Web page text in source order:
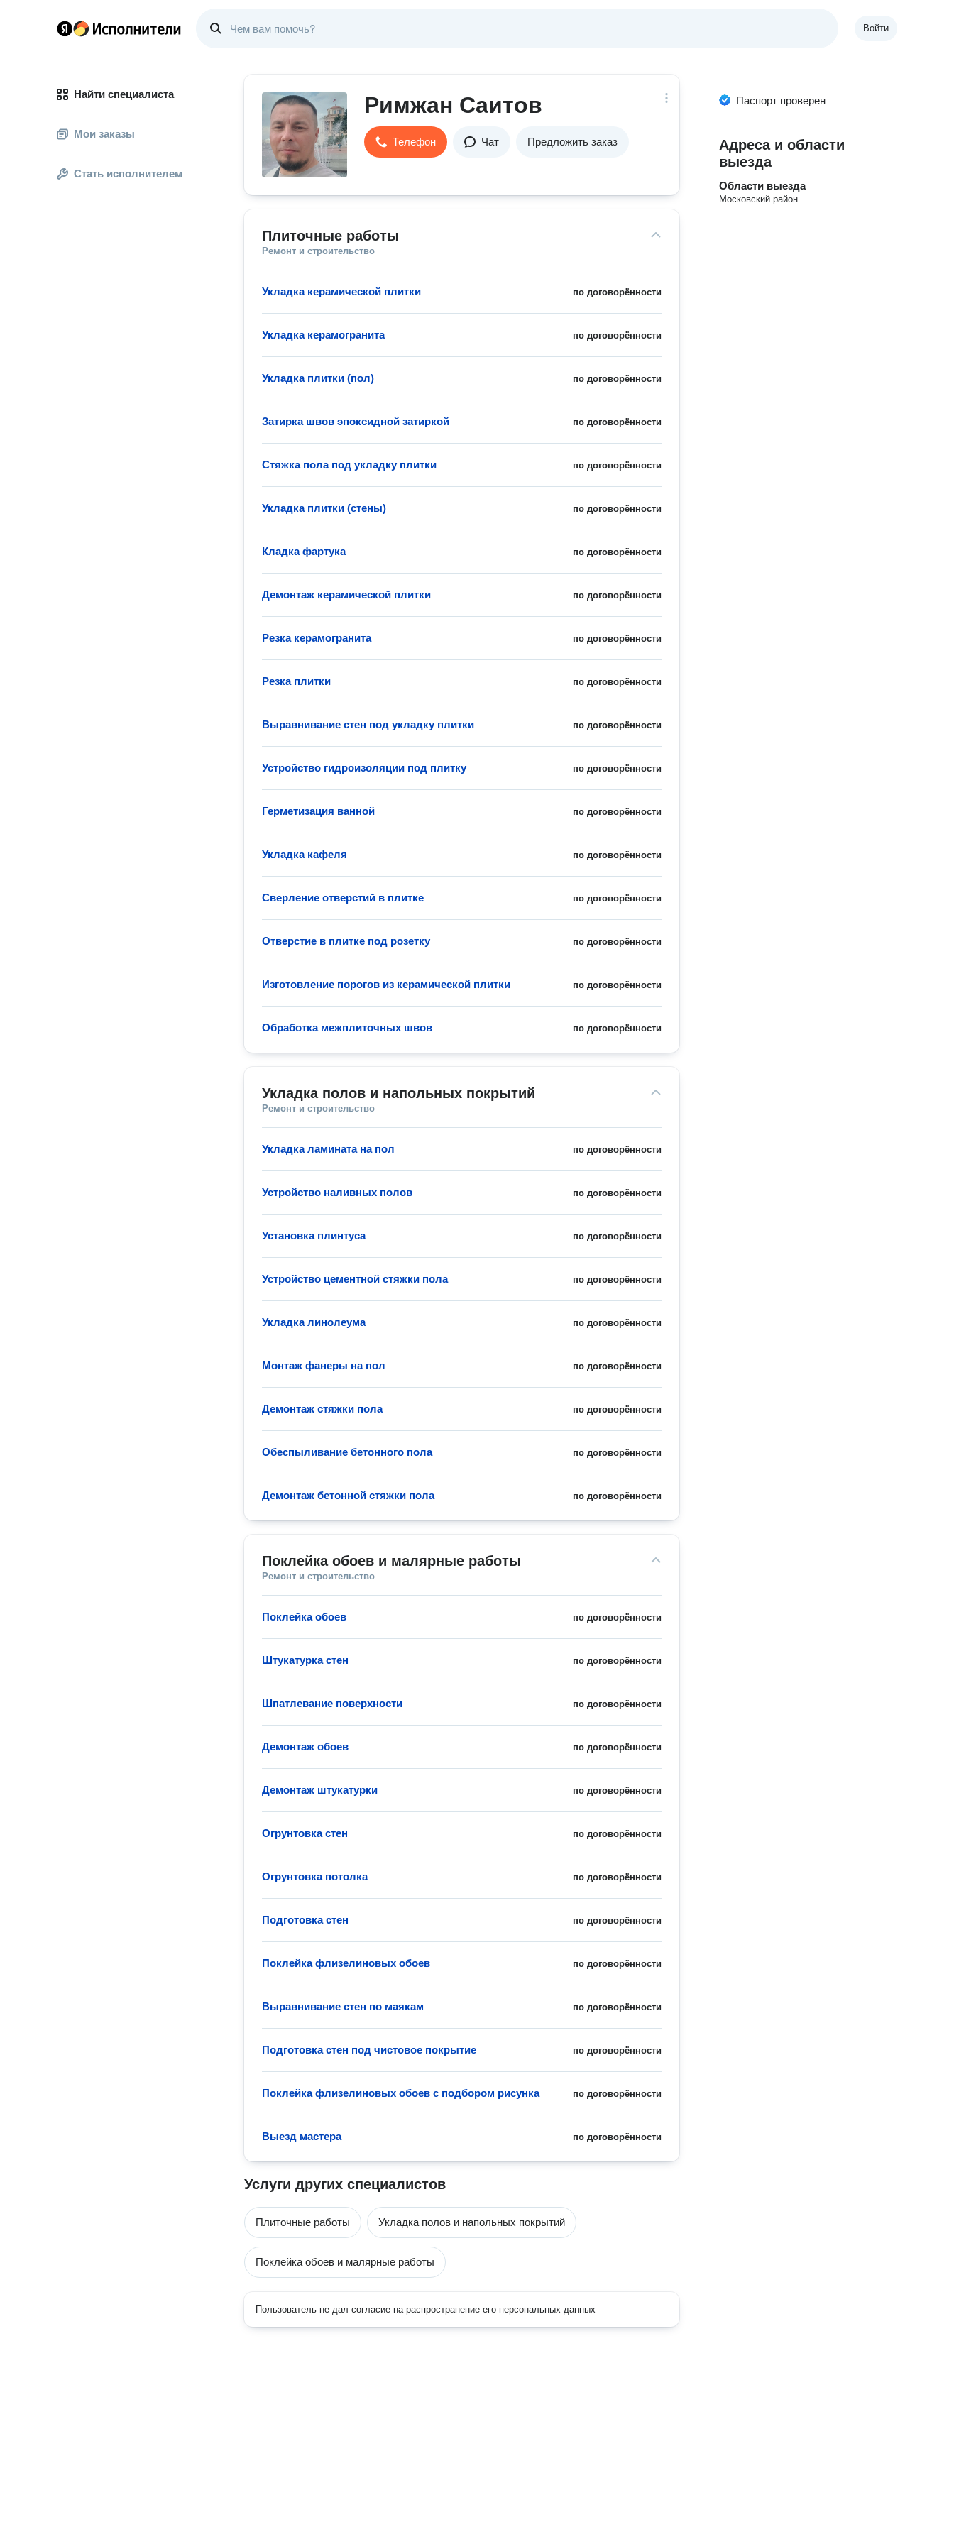
Войти
Найти специалиста
Мои заказы
Стать исполнителем
Римжан Саитов
Телефон Чат Предложить заказ
Плиточные работы
Ремонт и строительство
по договорённости
Укладка керамической плитки
по договорённости
Укладка керамогранита
по договорённости
Укладка плитки (пол)
по договорённости
Затирка швов эпоксидной затиркой
по договорённости
Стяжка пола под укладку плитки
по договорённости
Укладка плитки (стены)
по договорённости
Кладка фартука
по договорённости
Демонтаж керамической плитки
по договорённости
Резка керамогранита
по договорённости
Резка плитки
по договорённости
Выравнивание стен под укладку плитки
по договорённости
Устройство гидроизоляции под плитку
по договорённости
Герметизация ванной
по договорённости
Укладка кафеля
по договорённости
Сверление отверстий в плитке
по договорённости
Отверстие в плитке под розетку
по договорённости
Изготовление порогов из керамической плитки
по договорённости
Обработка межплиточных швов
Укладка полов и напольных покрытий
Ремонт и строительство
по договорённости
Укладка ламината на пол
по договорённости
Устройство наливных полов
по договорённости
Установка плинтуса
по договорённости
Устройство цементной стяжки пола
по договорённости
Укладка линолеума
по договорённости
Монтаж фанеры на пол
по договорённости
Демонтаж стяжки пола
по договорённости
Обеспыливание бетонного пола
по договорённости
Демонтаж бетонной стяжки пола
Поклейка обоев и малярные работы
Ремонт и строительство
по договорённости
Поклейка обоев
по договорённости
Штукатурка стен
по договорённости
Шпатлевание поверхности
по договорённости
Демонтаж обоев
по договорённости
Демонтаж штукатурки
по договорённости
Огрунтовка стен
по договорённости
Огрунтовка потолка
по договорённости
Подготовка стен
по договорённости
Поклейка флизелиновых обоев
по договорённости
Выравнивание стен по маякам
по договорённости
Подготовка стен под чистовое покрытие
по договорённости
Поклейка флизелиновых обоев с подбором рисунка
по договорённости
Выезд мастера
Услуги других специалистов
Плиточные работы Укладка полов и напольных покрытий
Поклейка обоев и малярные работы
Пользователь не дал согласие на распространение его персональных данных
Паспорт проверен
Адреса и области
выезда
Области выезда
Московский район